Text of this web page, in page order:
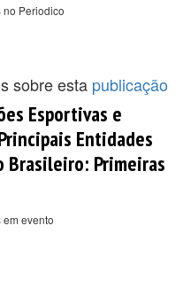
Periodico
sobre esta publicação
Esportivas e
Entidades
Brasileiro: Primeiras
evento